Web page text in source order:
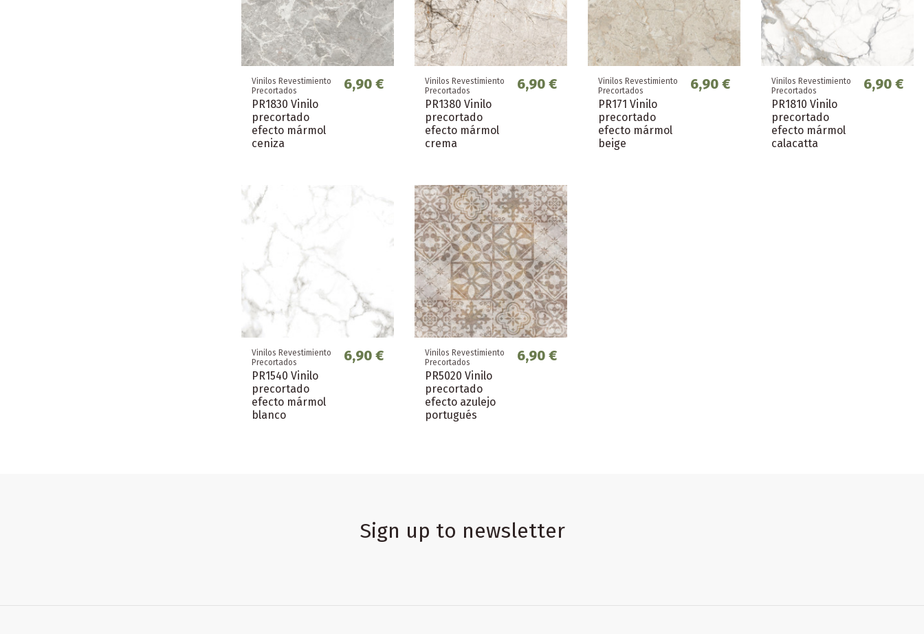
Vinilos Revestimiento
Precortados
PR1830 Vinilo
precortado
efecto mármol
ceniza
6,90 €
Vinilos Revestimiento
Precortados
PR1380 Vinilo
precortado
efecto mármol
crema
6,90 €
Vinilos Revestimiento
Precortados
PR171 Vinilo
precortado
efecto mármol
beige
6,90 €
Vinilos Revestimiento
Precortados
PR1810 Vinilo
precortado
efecto mármol
calacatta
6,90 €
Vinilos Revestimiento
Precortados
PR1540 Vinilo
precortado
efecto mármol
blanco
6,90 €
Vinilos Revestimiento
Precortados
PR5020 Vinilo
precortado
efecto azulejo
portugués
6,90 €
Sign up to newsletter